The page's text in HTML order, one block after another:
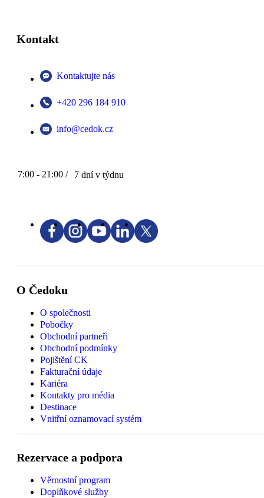
Kontakt
Kontaktujte nás
+420 296 184 910
info@cedok.cz
7:00 - 21:00 / 7 dní v týdnu
O Čedoku
O společnosti
Pobočky
Obchodní partneři
Obchodní podmínky
Pojištění CK
Fakturační údaje
Kariéra
Kontakty pro média
Destinace
Vnitřní oznamovací systém
Rezervace a podpora
Věrnostní program
Doplňkové služby